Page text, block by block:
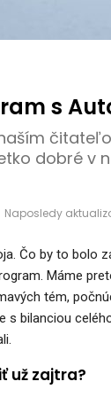
s
dobré v
Naposledy
Čo by to bolo
Máme
tém,
s bilanciou
už zajtra?